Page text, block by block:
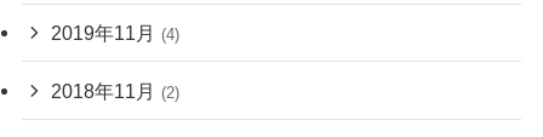
2019年11月 (4)
2018年11月 (2)